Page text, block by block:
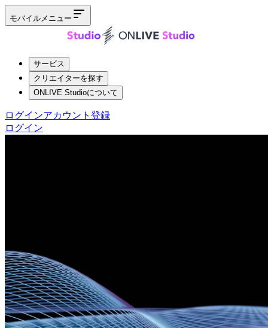
モバイルメニュー
サービス
クリエイターを探す
ONLIVE Studioについて
ログインアカウント登録
ログイン